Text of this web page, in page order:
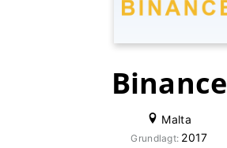
Binance
Malta
Grundlagt: 2017